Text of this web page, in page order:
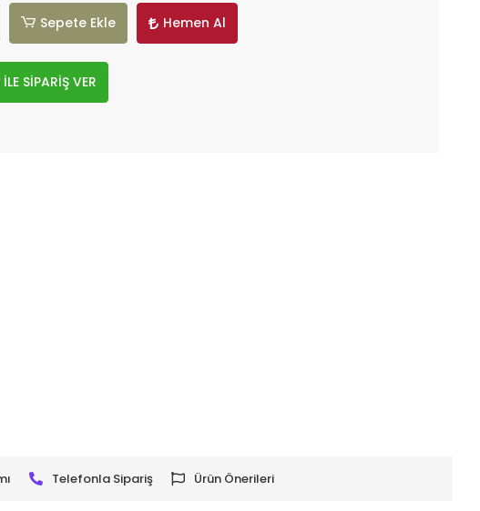
Sepete Ekle Hemen Al
SİPARİŞ VER
Telefonla Sipariş Ürün Önerileri